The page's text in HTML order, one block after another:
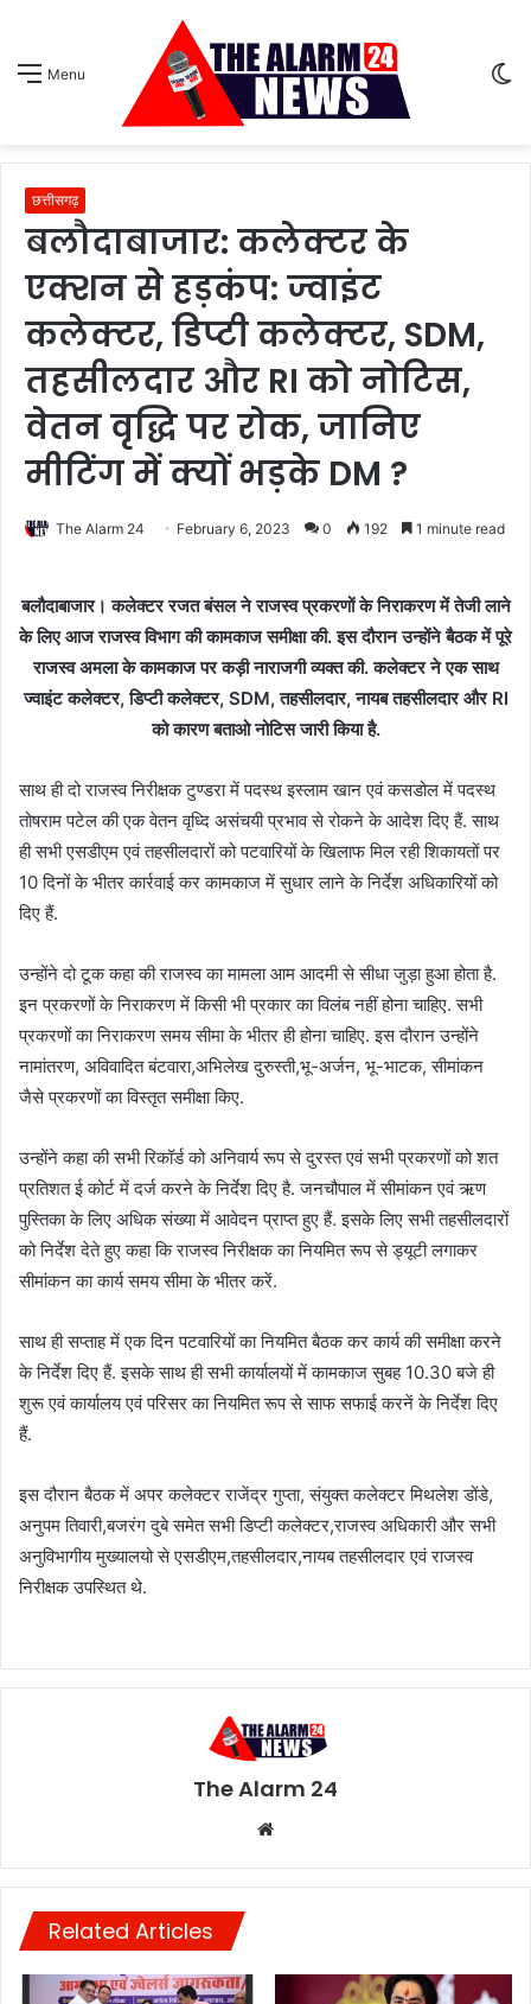
Menu
छत्तीसगढ़
बलौदाबाजार: कलेक्टर के
एक्शन से हड़कंप: ज्वाइंट
कलेक्टर, डिप्टी कलेक्टर, SDM,
तहसीलदार और RI को नोटिस,
वेतन वृद्धि पर रोक, जानिए
मीटिंग में क्यों भड़के DM ?
The Alarm 24 February 6, 2023 0 192 1 minute read
बलौदाबाजार। कलेक्टर रजत बंसल ने राजस्व प्रकरणों के निराकरण में तेजी लाने
के लिए आज राजस्व विभाग की कामकाज समीक्षा की. इस दौरान उन्होंने बैठक में पूरे
राजस्व अमला के कामकाज पर कड़ी नाराजगी व्यक्त की. कलेक्टर ने एक साथ
ज्वाइंट कलेक्टर, डिप्टी कलेक्टर, SDM, तहसीलदार, नायब तहसीलदार और RI
को कारण बताओ नोटिस जारी किया है.
साथ ही दो राजस्व निरीक्षक टुण्डरा में पदस्थ इस्लाम खान एवं कसडोल में पदस्थ
तोषराम पटेल की एक वेतन वृध्दि असंचयी प्रभाव से रोकने के आदेश दिए हैं. साथ
ही सभी एसडीएम एवं तहसीलदारों को पटवारियों के खिलाफ मिल रही शिकायतों पर
10 दिनों के भीतर कार्रवाई कर कामकाज में सुधार लाने के निर्देश अधिकारियों को
दिए हैं.
उन्होंने दो टूक कहा की राजस्व का मामला आम आदमी से सीधा जुड़ा हुआ होता है.
इन प्रकरणों के निराकरण में किसी भी प्रकार का विलंब नहीं होना चाहिए. सभी
प्रकरणों का निराकरण समय सीमा के भीतर ही होना चाहिए. इस दौरान उन्होंने
नामांतरण, अविवादित बंटवारा,अभिलेख दुरुस्ती,भू-अर्जन, भू-भाटक, सीमांकन
जैसे प्रकरणों का विस्तृत समीक्षा किए.
उन्होंने कहा की सभी रिकॉर्ड को अनिवार्य रूप से दुरस्त एवं सभी प्रकरणों को शत
प्रतिशत ई कोर्ट में दर्ज करने के निर्देश दिए है. जनचौपाल में सीमांकन एवं ऋण
पुस्तिका के लिए अधिक संख्या में आवेदन प्राप्त हुए हैं. इसके लिए सभी तहसीलदारों
को निर्देश देते हुए कहा कि राजस्व निरीक्षक का नियमित रूप से ड्यूटी लगाकर
सीमांकन का कार्य समय सीमा के भीतर करें.
साथ ही सप्ताह में एक दिन पटवारियों का नियमित बैठक कर कार्य की समीक्षा करने
के निर्देश दिए हैं. इसके साथ ही सभी कार्यालयों में कामकाज सुबह 10.30 बजे ही
शुरू एवं कार्यालय एवं परिसर का नियमित रूप से साफ सफाई करनें के निर्देश दिए
हैं.
इस दौरान बैठक में अपर कलेक्टर राजेंद्र गुप्ता, संयुक्त कलेक्टर मिथलेश डोंडे,
अनुपम तिवारी,बजरंग दुबे समेत सभी डिप्टी कलेक्टर,राजस्व अधिकारी और सभी
अनुविभागीय मुख्यालयो से एसडीएम,तहसीलदार,नायब तहसीलदार एवं राजस्व
निरीक्षक उपस्थित थे.
The Alarm 24
Website
Related Articles